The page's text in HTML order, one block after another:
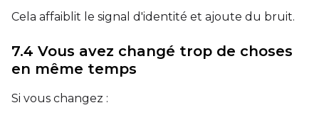
Cela affaiblit le signal d'identité et ajoute du bruit.
7.4 Vous avez changé trop de choses
en même temps
Si vous changez :